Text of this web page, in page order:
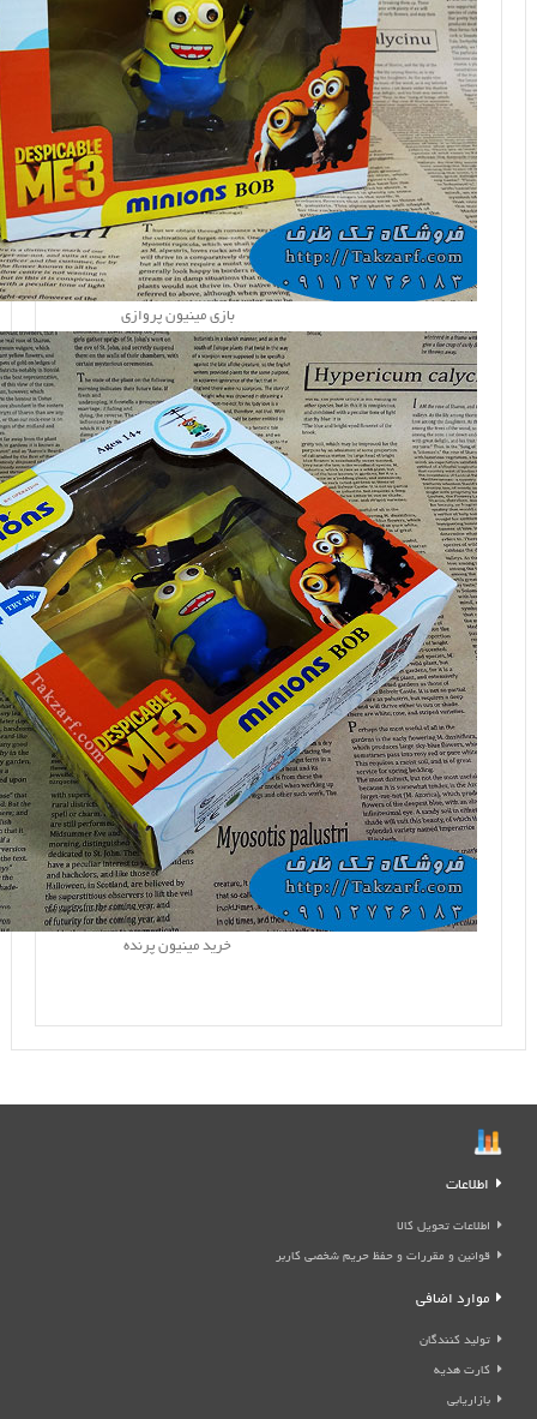
بازی مینیون پروازی
خرید مینیون پرنده
اطلاعات
اطلاعات تحویل کالا
قوانین و مقررات و حفظ حریم شخصی کاربر
موارد اضافی
تولید کنندگان
کارت هدیه
بازاریابی